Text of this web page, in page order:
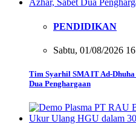
PENDIDIKAN
Sabtu, 01/08/2026
Tim Syarhil SMA IT Ad-
Dua Penghargaan